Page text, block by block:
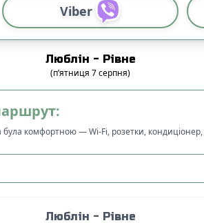
Viber
Люблін - Рівне
(п’ятниця 7серпня)
була комфортною — Wi-Fi, розетки,
Люблін - Рівне